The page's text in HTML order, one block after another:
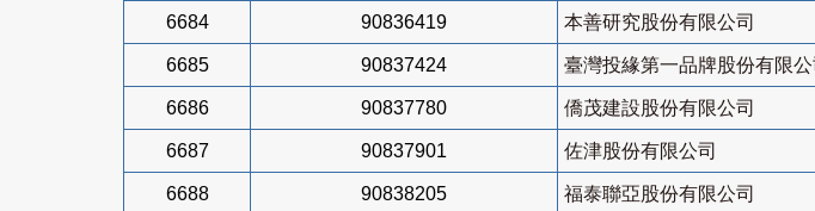
6684 90836419 本善研究股份有限公司
6685 90837424 臺灣投緣第一品牌股份有限公
6686 90837780 僑茂建設股份有限公司
6687 90837901 佐津股份有限公司
6688 90838205 福泰聯亞股份有限公司